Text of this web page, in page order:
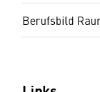
Berufsbild